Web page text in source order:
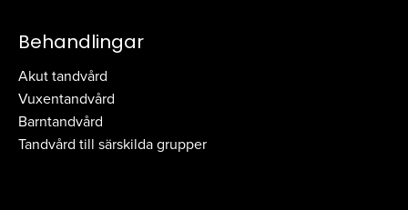
Behandlingar
Akut tandvård
Vuxentandvård
Barntandvård
Tandvård till särskilda grupper